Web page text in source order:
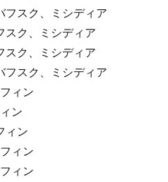
フスク、ミシディア
スク、ミシディア
スク、ミシディア
フスク、ミシディア
ィン
ン
ィン
フィン
ィン